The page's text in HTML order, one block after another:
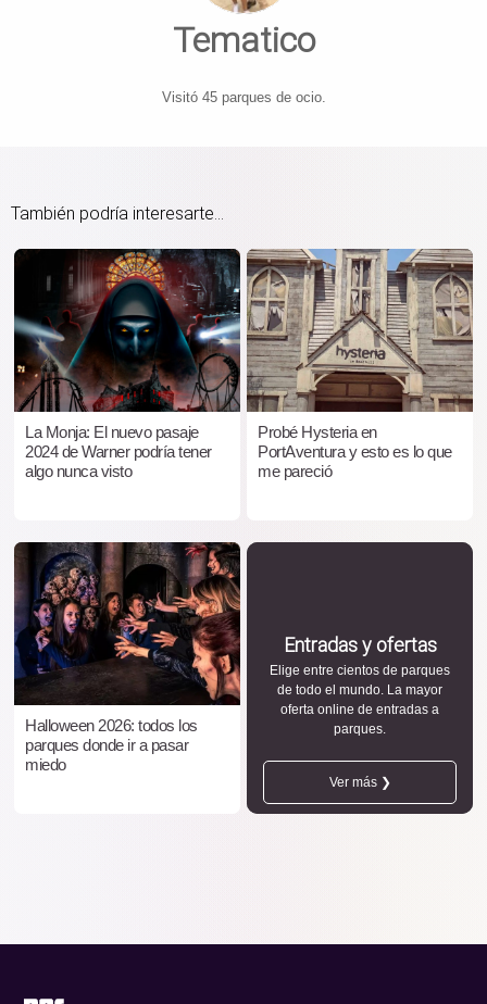
Tematico
Visitó 45 parques de ocio.
También podría interesarte...
La Monja: El nuevo pasaje
2024 de Warner podría tener
algo nunca visto
Probé Hysteria en
PortAventura y esto es lo que
me pareció
Halloween 2026: todos los
parques donde ir a pasar
miedo
Entradas y ofertas
Elige entre cientos de parques
de todo el mundo. La mayor
oferta online de entradas a
parques.
Ver más ❯